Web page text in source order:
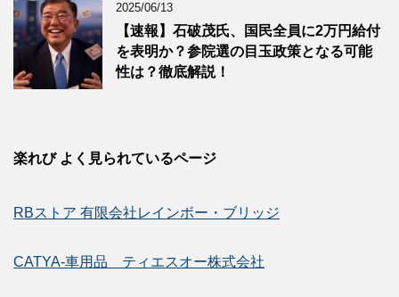
2025/06/13
【速報】石破茂氏、国民全員に2万円給付
を表明か？参院選の目玉政策となる可能
性は？徹底解説！
楽れび よく見られているページ
RBストア 有限会社レインボー・ブリッジ
CATYA-車用品 ティエスオー株式会社